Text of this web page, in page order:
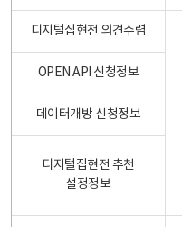
디지털집현전 의견수렴
OPEN API 신청정보
데이터개방 신청정보
디지털집현전 추천
설정정보